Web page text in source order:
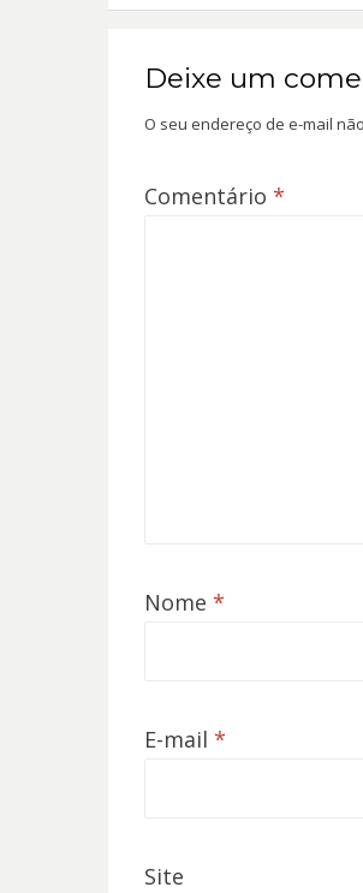
Deixe um
O seu endereço de e-mail
Comentário *
Nome *
E-mail *
Site